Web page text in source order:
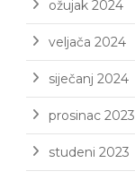
ožujak 2024
veljača 2024
siječanj 2024
prosinac 2023
studeni 2023